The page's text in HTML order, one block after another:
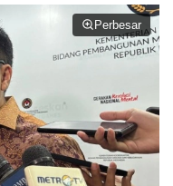
Perbesar